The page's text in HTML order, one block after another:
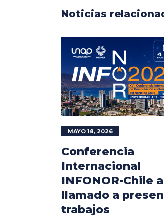
Noticias
MAYO 18, 2026
Conferencia
Internacional
INFONOR-Chile
llamado a
trabajos